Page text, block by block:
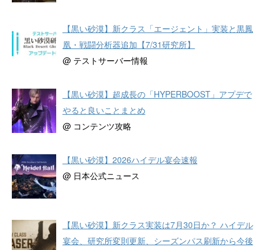
【黒い砂漠】新クラス「エージェント」実装と黒鳳
凰・戦闘分析器追加【7/31研究所】
@ テストサーバー情報
【黒い砂漠】超成長の「HYPERBOOST」アプデで
やると良いことまとめ
@ コンテンツ攻略
【黒い砂漠】2026ハイデル宴会速報
@ 日本公式ニュース
【黒い砂漠】新クラス実装は7月30日か？ ハイデル
宴会、研究所変則更新、シーズンパス刷新から今後